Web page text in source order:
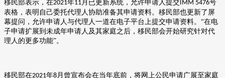
移民部表示，在2021年11 月已更新系统，允许申请人提交 IMM 5476号
表格，表明自己委托代理人协助准备其申请资料。移民部也更新了屏
幕提问，允许申请人与代理人一道在电子平台上提交申请资料。“在电
子申请扩展到未成年申请人及其家庭之后，移民部会开始研究针对代
理人的更多功能”。
移民部在2021年8 月曾宣布会在当年底前，将网上公民申请广展至家庭